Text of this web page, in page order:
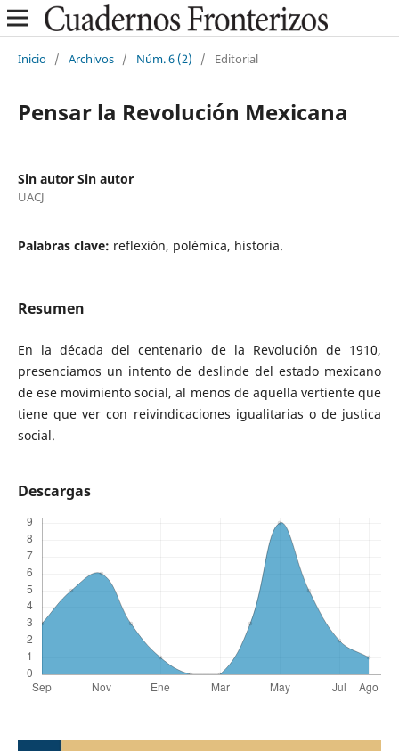
Inicio / Archivos / Núm. 6 (2) / Editorial
Pensar la Revolución Mexicana
Sin autor Sin autor
UACJ
Palabras clave: reflexión, polémica, historia.
Resumen
En la década del centenario de la Revolución de 1910,
presenciamos un intento de deslinde del estado mexicano
de ese movimiento social, al menos de aquella vertiente que
tiene que ver con reivindicaciones igualitarias o de justica
social.
Descargas